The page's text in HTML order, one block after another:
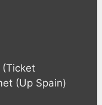
(Ticket
(Up Spain)